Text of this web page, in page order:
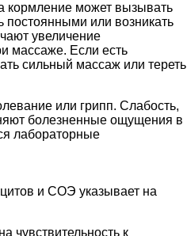
кормление может вызывать
или возникать
увеличение
массаже. Если есть
сильный массаж или тереть
или грипп. Слабость,
болезненные ощущения в
лабораторные
и СОЭ указывает на
чувствительность к